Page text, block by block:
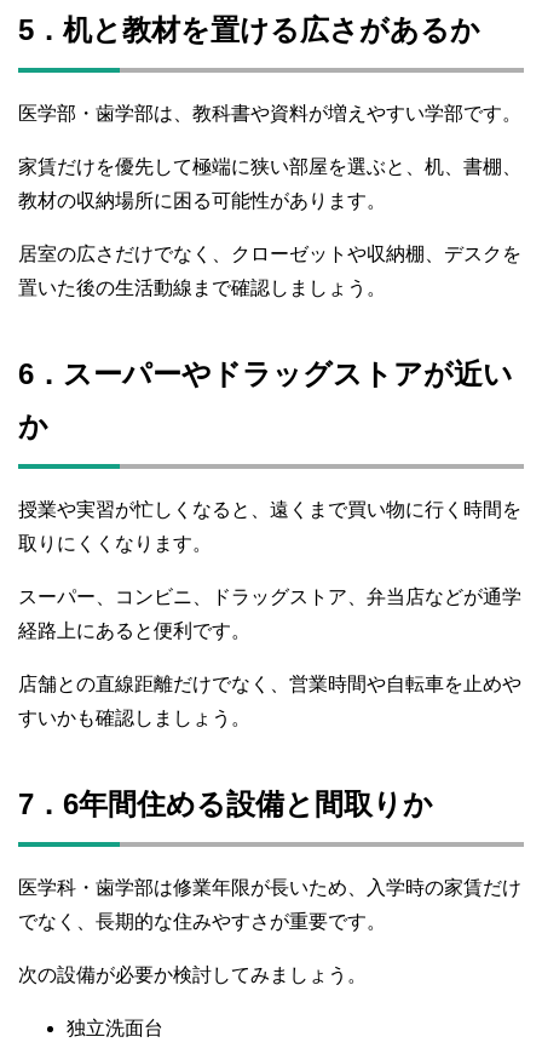
5．机と教材を置ける広さがあるか
医学部・歯学部は、教科書や資料が増えやすい学部です。
家賃だけを優先して極端に狭い部屋を選ぶと、机、書棚、
教材の収納場所に困る可能性があります。
居室の広さだけでなく、クローゼットや収納棚、デスクを
置いた後の生活動線まで確認しましょう。
6．スーパーやドラッグストアが近い
か
授業や実習が忙しくなると、遠くまで買い物に行く時間を
取りにくくなります。
スーパー、コンビニ、ドラッグストア、弁当店などが通学
経路上にあると便利です。
店舗との直線距離だけでなく、営業時間や自転車を止めや
すいかも確認しましょう。
7．6年間住める設備と間取りか
医学科・歯学部は修業年限が長いため、入学時の家賃だけ
でなく、長期的な住みやすさが重要です。
次の設備が必要か検討してみましょう。
独立洗面台